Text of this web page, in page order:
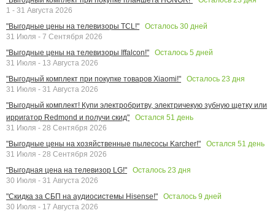
1 - 31 Августа 2026
"Выгодные цены на телевизоры TCL!"
Осталось 30 дней
31 Июля - 7 Сентября 2026
"Выгодные цены на телевизоры Iffalcon!"
Осталось 5 дней
31 Июля - 13 Августа 2026
"Выгодный комплект при покупке товаров Xiaomi!"
Осталось 23 дня
31 Июля - 31 Августа 2026
"Выгодный комплект! Купи электробритву, электричекую зубную щетку или
ирригатор Redmond и получи скид"
Остался 51 день
31 Июля - 28 Сентября 2026
"Выгодные цены на хозяйственные пылесосы Karcher!"
Остался 51 день
31 Июля - 28 Сентября 2026
"Выгодная цена на телевизор LG!"
Осталось 23 дня
30 Июля - 31 Августа 2026
"Скидка за СБП на аудиосистемы Hisense!"
Осталось 9 дней
30 Июля - 17 Августа 2026